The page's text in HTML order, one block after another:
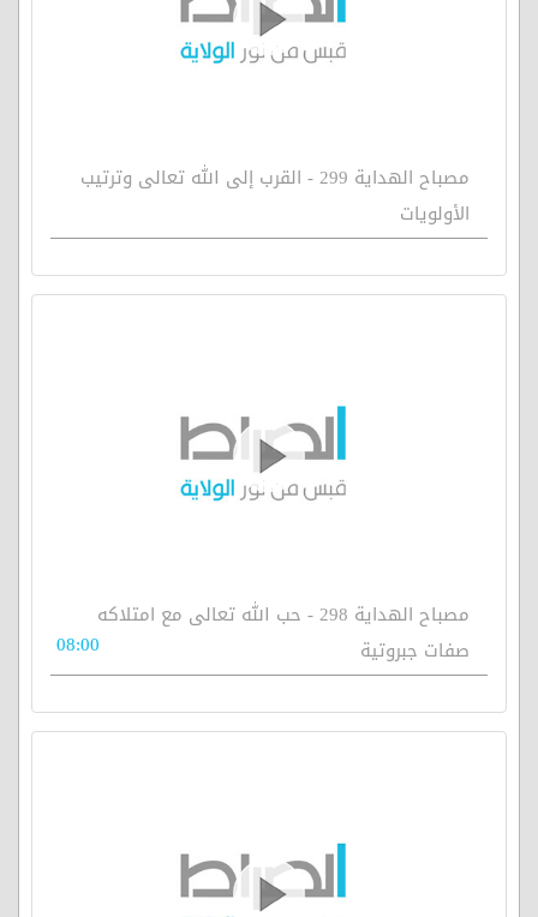
مصباح الهداية 299 - القرب إلى الله تعالى وترتيب
الأولويات
مصباح الهداية 298 - حب الله تعالى مع امتلاكه
صفات جبروتية
08:00